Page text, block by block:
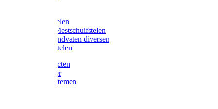
Gardena stelen
Sneeuw- /Mestschuifstelen
Stelen / Handvaten diversen
Telescoopstelen
Tuin producten
Fruitplukker
Ophangsystemen